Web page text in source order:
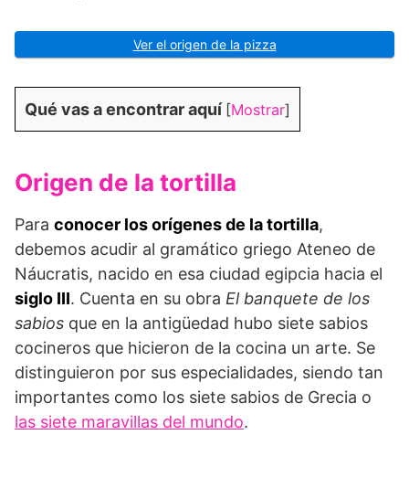
Ver el origen de la pizza
Qué vas a encontrar aquí [Mostrar]
Origen de la tortilla
Para conocer los orígenes de la tortilla,
debemos acudir al gramático griego Ateneo de
Náucratis, nacido en esa ciudad egipcia hacia el
siglo III. Cuenta en su obra El banquete de los
sabios que en la antigüedad hubo siete sabios
cocineros que hicieron de la cocina un arte. Se
distinguieron por sus especialidades, siendo tan
importantes como los siete sabios de Grecia o
las siete maravillas del mundo.